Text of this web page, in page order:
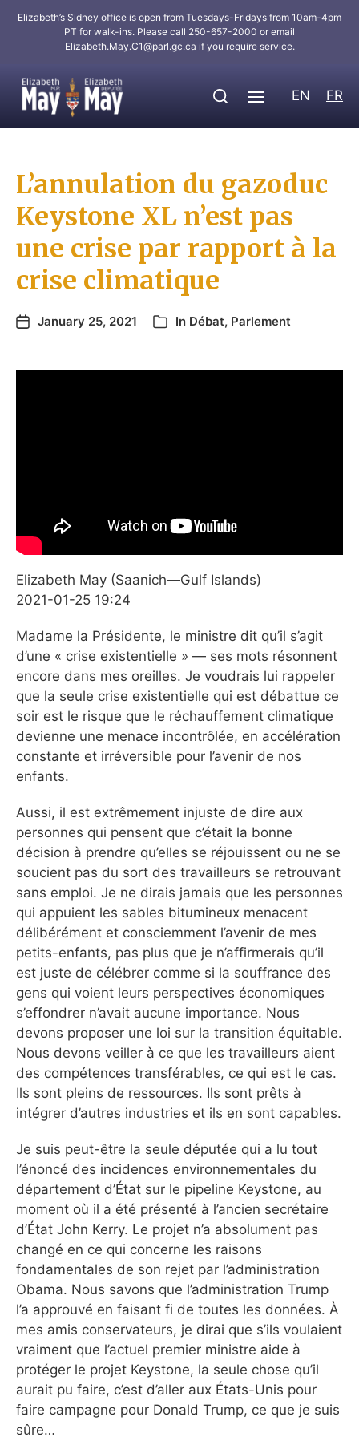
Elizabeth’s Sidney office is open from Tuesdays-Fridays from 10am-4pm
PT for walk-ins. Please call 250-657-2000 or email
Elizabeth.May.C1@parl.gc.ca if you require service.
EN FR
L’annulation du gazoduc
Keystone XL n’est pas
une crise par rapport à la
crise climatique
January 25, 2021 In Débat, Parlement
Elizabeth May (Saanich—Gulf Islands)
2021-01-25 19:24
Madame la Présidente, le ministre dit qu’il s’agit
d’une « crise existentielle » — ses mots résonnent
encore dans mes oreilles. Je voudrais lui rappeler
que la seule crise existentielle qui est débattue ce
soir est le risque que le réchauffement climatique
devienne une menace incontrôlée, en accélération
constante et irréversible pour l’avenir de nos
enfants.
Aussi, il est extrêmement injuste de dire aux
personnes qui pensent que c’était la bonne
décision à prendre qu’elles se réjouissent ou ne se
soucient pas du sort des travailleurs se retrouvant
sans emploi. Je ne dirais jamais que les personnes
qui appuient les sables bitumineux menacent
délibérément et consciemment l’avenir de mes
petits-enfants, pas plus que je n’affirmerais qu’il
est juste de célébrer comme si la souffrance des
gens qui voient leurs perspectives économiques
s’effondrer n’avait aucune importance. Nous
devons proposer une loi sur la transition équitable.
Nous devons veiller à ce que les travailleurs aient
des compétences transférables, ce qui est le cas.
Ils sont pleins de ressources. Ils sont prêts à
intégrer d’autres industries et ils en sont capables.
Je suis peut-être la seule députée qui a lu tout
l’énoncé des incidences environnementales du
département d’État sur le pipeline Keystone, au
moment où il a été présenté à l’ancien secrétaire
d’État John Kerry. Le projet n’a absolument pas
changé en ce qui concerne les raisons
fondamentales de son rejet par l’administration
Obama. Nous savons que l’administration Trump
l’a approuvé en faisant fi de toutes les données. À
mes amis conservateurs, je dirai que s’ils voulaient
vraiment que l’actuel premier ministre aide à
protéger le projet Keystone, la seule chose qu’il
aurait pu faire, c’est d’aller aux États-Unis pour
faire campagne pour Donald Trump, ce que je suis
sûre…